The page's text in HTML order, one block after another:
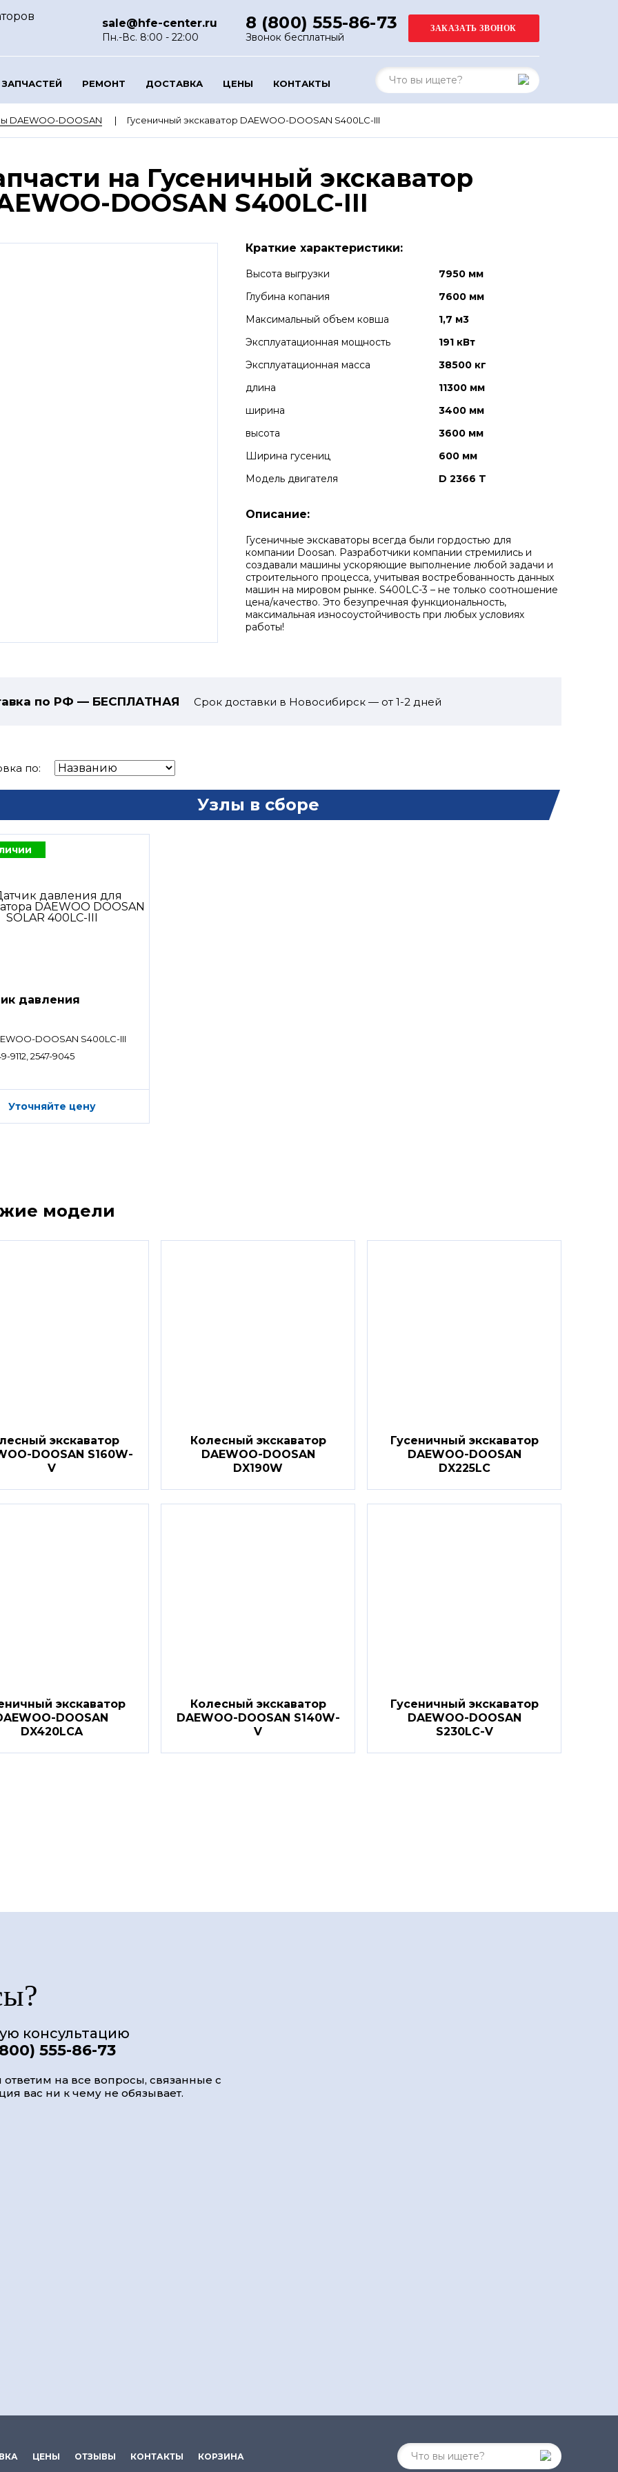
sale@hfe-center.ru
Пн.-Вс. 8:00 - 22:00
8 (800) 555-86-73
Звонок бесплатный
РЕМОНТ ДОСТАВКА ЦЕНЫ КОНТАКТЫ
DAEWOO-DOOSAN Гусеничный экскаватор DAEWOO-DOOSAN S400LC-III
на Гусеничный экскаватор
DOOSAN S400LC-III
Краткие характеристики:
Высота выгрузки
7950 мм
Глубина копания
7600 мм
Максимальный объем ковша
1,7 м3
Эксплуатационная мощность
191 кВт
Эксплуатационная масса
38500 кг
длина
11300 мм
ширина
3400 мм
высота
3600 мм
Ширина гусениц
600 мм
Модель двигателя
D 2366 T
Описание:
Гусеничные экскаваторы всегда были гордостью для
компании Doosan. Разработчики компании стремились и
создавали машины ускоряющие выполнение любой задачи и
строительного процесса, учитывая востребованность данных
машин на мировом рынке. S400LC-3 – не только соотношение
цена/качество. Это безупречная функциональность,
максимальная износоустойчивость при любых условиях
работы!
по РФ — БЕСПЛАТНАЯ Срок доставки в Новосибирск — от 1-2 дней
по:
Узлы в сборе
давления
DOOSAN S400LC-III
9112, 2547-9045
Уточняйте цену
модели
экскаватор
DOOSAN S160W-
V
Колесный экскаватор
DAEWOO-DOOSAN
DX190W
Гусеничный экскаватор
DAEWOO-DOOSAN
DX225LC
экскаватор
DOOSAN
DX420LCA
Колесный экскаватор
DAEWOO-DOOSAN S140W-
V
Гусеничный экскаватор
DAEWOO-DOOSAN
S230LC-V
консультацию
555-86-73
на все вопросы, связанные с
вас ни к чему не обязывает.
ЦЕНЫ ОТЗЫВЫ КОНТАКТЫ КОРЗИНА